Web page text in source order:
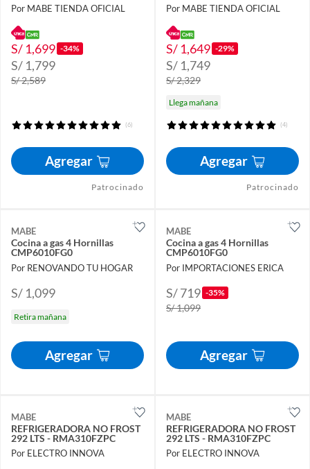
Por MABE TIENDA OFICIAL
S/ 1,699 -34%
S/ 1,799
S/ 2,589
(6)
Agregar
Patrocinado
Por MABE TIENDA OFICIAL
S/ 1,649 -29%
S/ 1,749
S/ 2,329
Llega mañana
(4)
Agregar
Patrocinado
MABE
Cocina a gas 4 Hornillas
CMP6010FG0
Por RENOVANDO TU HOGAR
S/ 1,099
Retira mañana
Agregar
MABE
Cocina a gas 4 Hornillas
CMP6010FG0
Por IMPORTACIONES ERICA
S/ 719 -35%
S/ 1,099
Agregar
MABE
REFRIGERADORA NO FROST
292 LTS - RMA310FZPC
Por ELECTRO INNOVA
MABE
REFRIGERADORA NO FROST
292 LTS - RMA310FZPC
Por ELECTRO INNOVA